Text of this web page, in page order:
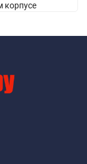
корпусе